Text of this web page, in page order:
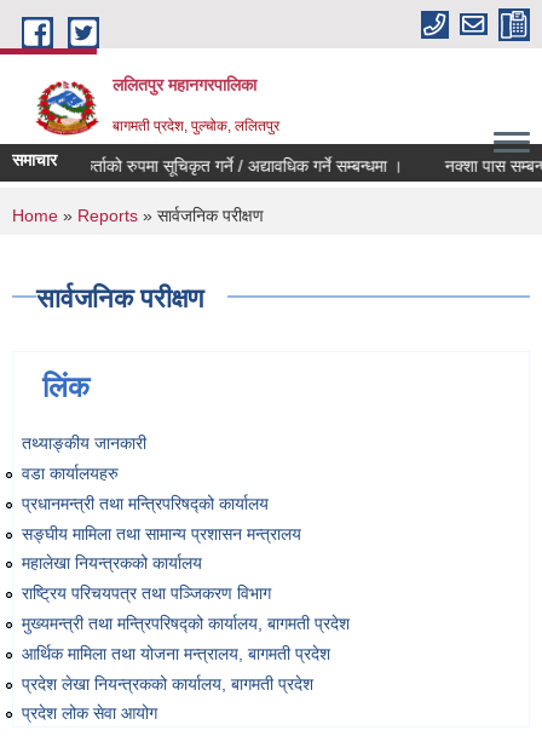
Skip to main content
ललितपुर महानगरपालिका
बागमती प्रदेश, पुल्चोक, ललितपुर
समाचार
मेलमिलापकर्ताको रुपमा सूचिकृत गर्ने / अद्यावधिक गर्ने सम्बन्धमा । नक्शा पास
You are here
Home » Reports » सार्वजनिक परीक्षण
सार्वजनिक परीक्षण
लिंक
तथ्याङ्‍कीय जानकारी
वडा कार्यालयहरु
प्रधानमन्त्री तथा मन्त्रिपरिषद्को कार्यालय
सङ्‍घीय मामिला तथा सामान्य प्रशासन मन्त्रालय
महालेखा नियन्त्रकको कार्यालय
राष्ट्रिय परिचयपत्र तथा पञ्‍जिकरण विभाग
मुख्यमन्त्री तथा मन्त्रिपरिषद्को कार्यालय, बागमती प्रदेश
आर्थिक मामिला तथा योजना मन्त्रालय, बागमती प्रदेश
प्रदेश लेखा नियन्त्रकको कार्यालय, बागमती प्रदेश
प्रदेश लोक सेवा आयोग